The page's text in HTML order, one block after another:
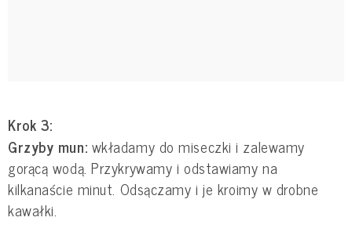
Krok 3:
Grzyby mun: wkładamy do miseczki i zalewamy
gorącą wodą. Przykrywamy i odstawiamy na
kilkanaście minut. Odsączamy i je kroimy w drobne
kawałki.